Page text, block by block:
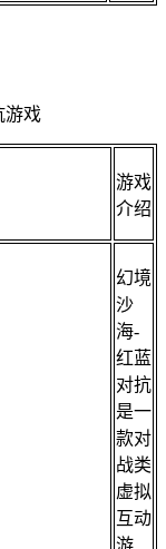
游戏
介绍
幻境
沙
海-
红蓝
对抗
是一
款对
战类
虚拟
互动